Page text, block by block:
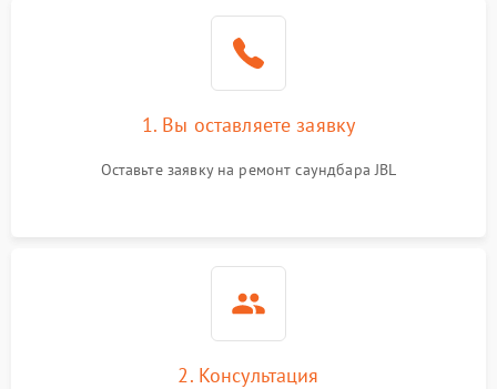
1. Вы оставляете заявку
Оставьте заявку на ремонт саундбара JBL
2. Консультация